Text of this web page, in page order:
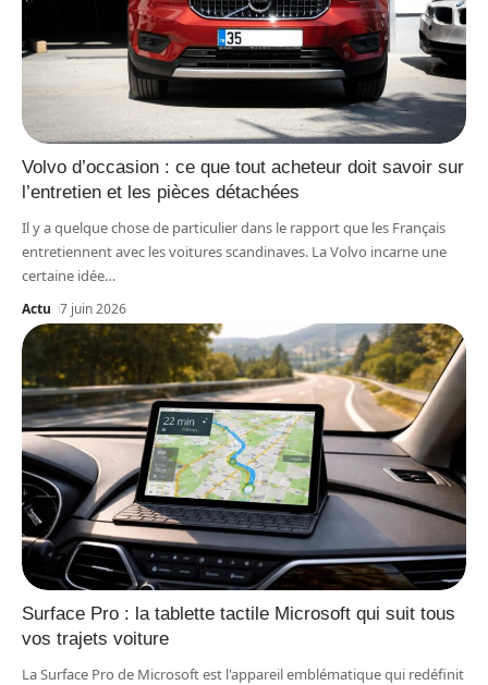
Volvo d’occasion : ce que tout acheteur doit savoir sur
l’entretien et les pièces détachées
Il y a quelque chose de particulier dans le rapport que les Français
entretiennent avec les voitures scandinaves. La Volvo incarne une
certaine idée…
Actu 7 juin 2026
Surface Pro : la tablette tactile Microsoft qui suit tous
vos trajets voiture
La Surface Pro de Microsoft est l'appareil emblématique qui redéfinit